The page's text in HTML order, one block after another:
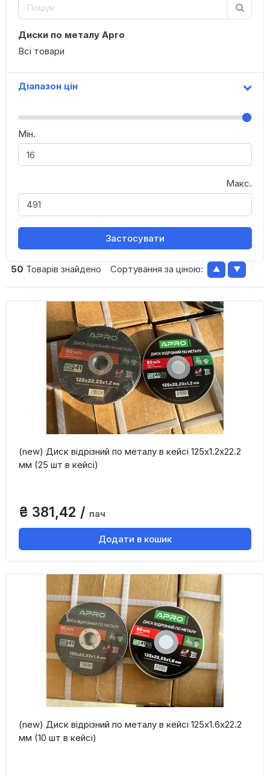
Диски по металу Apro
Всі товари
Діапазон цін
Мін.
Макс.
Застосувати
50 Товарів знайдено Сортування за ціною: ▲ ▼
(new) Диск відрізний по металу в кейсі 125х1.2х22.2
мм (25 шт в кейсі)
₴ 381,42 / пач
Додати в кошик
(new) Диск відрізний по металу в кейсі 125х1.6х22.2
мм (10 шт в кейсі)